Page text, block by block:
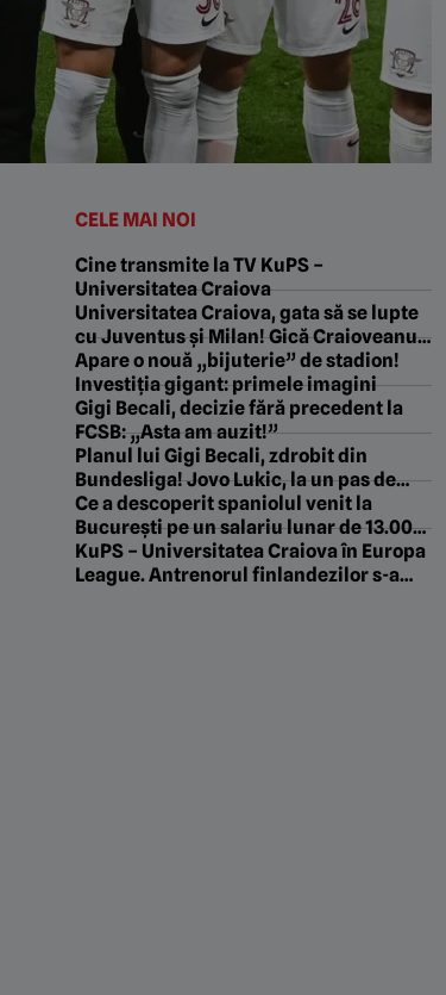
CELE MAI NOI
Cine transmite la TV KuPS –
Universitatea Craiova
Universitatea Craiova, gata să se lupte
cu Juventus și Milan! Gică Craioveanu
dă verdictul dacă se trece de KuPS:
„Mi-e frică doar de noi!”. EXCLUSIV
Apare o nouă „bijuterie” de stadion!
Investiția gigant: primele imagini
Gigi Becali, decizie fără precedent la
FCSB: „Asta am auzit!”
Planul lui Gigi Becali, zdrobit din
Bundesliga! Jovo Lukic, la un pas de
transferul vieții
Ce a descoperit spaniolul venit la
București pe un salariu lunar de 13.000
de euro: „Aici, dacă plouă puțin, toate
străzile sunt pline de bălți. Și apoi, cu
KuPS – Universitatea Craiova în Europa
League. Antrenorul finlandezilor s-a